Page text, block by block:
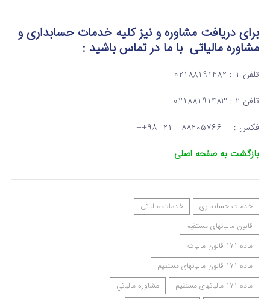
برای دریافت مشاوره و نیز کلیه خدمات حسابداری و
مشاوره مالیاتیبا ما در تماسباشید :
تلفن ۱ : 02188191482
تلفن ۲ : 02188191483
فکس : ۸۸۲۰۵۷۶۶ ۲۱ ۹۸++
بازگشت به صفحه اصلی
خدمات حسابداری
خدمات مالیاتی
قانون مالیاتهای مستقیم
ماده 171 قانون مالیات
ماده 171 قانون مالیاتهای مستقیم
ماده 171 مالیاتهای مستقیم
مشاوره مالياتي